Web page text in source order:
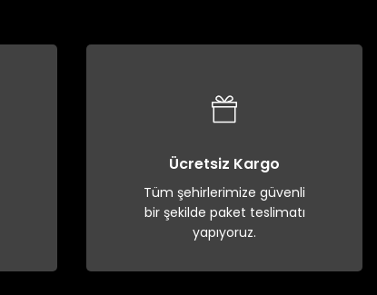
Ücretsiz Kargo
Tüm şehirlerimize güvenli
bir şekilde paket teslimatı
yapıyoruz.